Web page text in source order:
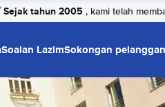
Sejak tahun 2005 , kami telah
Soalan LazimSokongan pelanggan